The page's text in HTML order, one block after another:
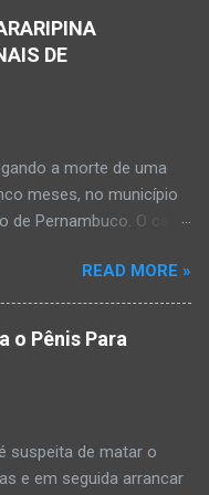
DE
a morte de uma
meses, no município
de Pernambuco. O caso
PM diz que, na segunda-
verificar uma
estupro de vulnerável,
ao chegar ao local a
de desidratação
apresentar ruptura anal
READ MORE »
o Pênis Para
suspeita de matar o
e em seguida arrancar